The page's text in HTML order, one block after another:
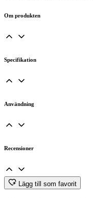
Om produkten
Specifikation
Användning
Recensioner
Lägg till som favorit